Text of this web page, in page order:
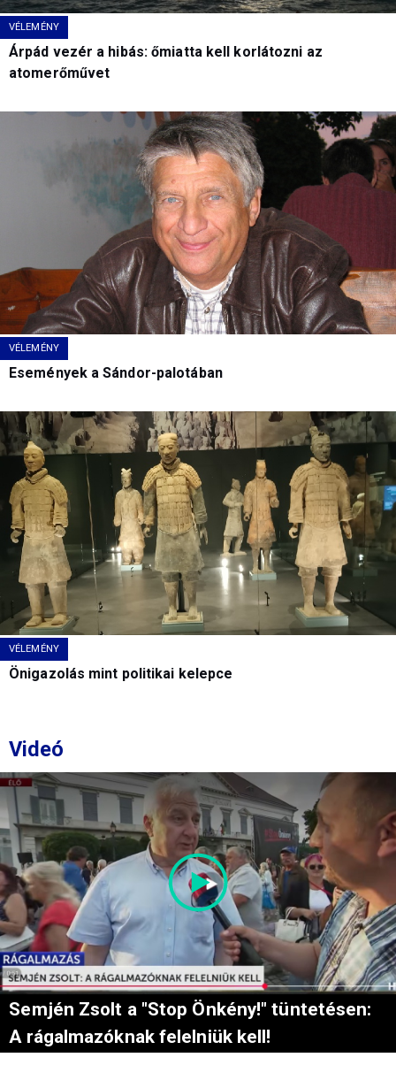
VÉLEMÉNY
Árpád vezér a hibás: őmiatta kell korlátozni az
atomerőművet
VÉLEMÉNY
Események a Sándor-palotában
VÉLEMÉNY
Önigazolás mint politikai kelepce
Videó
Semjén Zsolt a "Stop Önkény!" tüntetésen:
A rágalmazóknak felelniük kell!